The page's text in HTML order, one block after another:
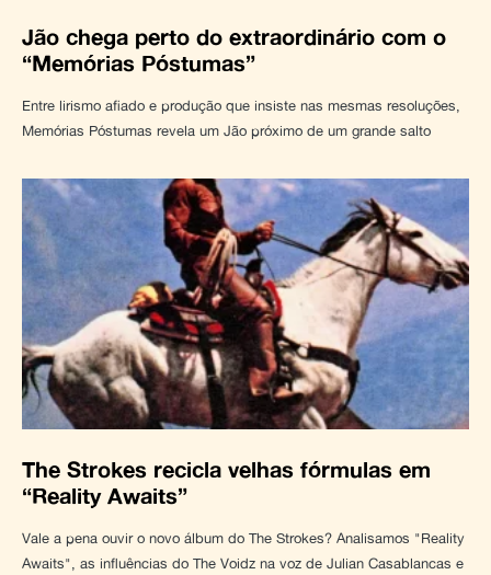
Jão chega perto do extraordinário com o
“Memórias Póstumas”
Entre lirismo afiado e produção que insiste nas mesmas resoluções,
Memórias Póstumas revela um Jão próximo de um grande salto
The Strokes recicla velhas fórmulas em
“Reality Awaits”
Vale a pena ouvir o novo álbum do The Strokes? Analisamos "Reality
Awaits", as influências do The Voidz na voz de Julian Casablancas e